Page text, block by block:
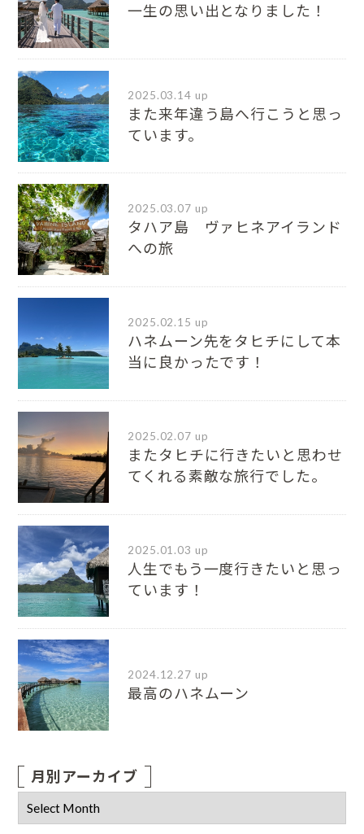
一生の思い出となりました！
2025.03.14 up
また来年違う島へ行こうと思っ
ています。
2025.03.07 up
タハア島 ヴァヒネアイランド
への旅
2025.02.15 up
ハネムーン先をタヒチにして本
当に良かったです！
2025.02.07 up
またタヒチに行きたいと思わせ
てくれる素敵な旅行でした。
2025.01.03 up
人生でもう一度行きたいと思っ
ています！
2024.12.27 up
最高のハネムーン
月別アーカイブ